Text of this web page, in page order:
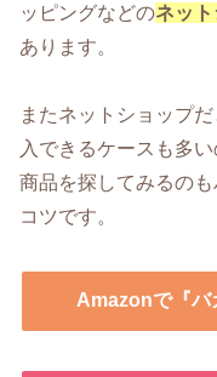
ッピングなどのネッ
あります。
またネットショップ
入できるケースも多
商品を探してみるの
コツです。
Amazonで『